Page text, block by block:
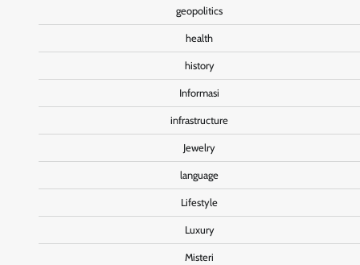
geopolitics
health
history
Informasi
infrastructure
Jewelry
language
Lifestyle
Luxury
Misteri